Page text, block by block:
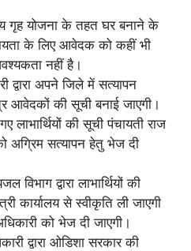
गृह योजना के तहत घर बनाने के
के लिए आवेदक को कहीं भी
नहीं है।
द्वारा अपने जिले में सत्यापन
आवेदकों की सूची बनाई जाएगी।
लाभार्थियों की सूची पंचायती राज
अग्रिम सत्यापन हेतु भेज दी
विभाग द्वारा लाभार्थियों की
कार्यालय से स्वीकृति ली जाएगी
को भेज दी जाएगी।
द्वारा ओडिशा सरकार की